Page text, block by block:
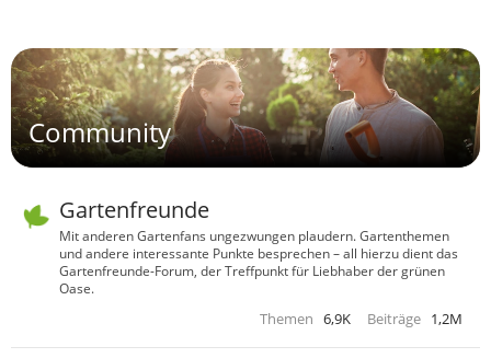
Community
Gartenfreunde
Mit anderen Gartenfans ungezwungen plaudern. Gartenthemen
und andere interessante Punkte besprechen – all hierzu dient das
Gartenfreunde-Forum, der Treffpunkt für Liebhaber der grünen
Oase.
Themen 6,9K Beiträge 1,2M